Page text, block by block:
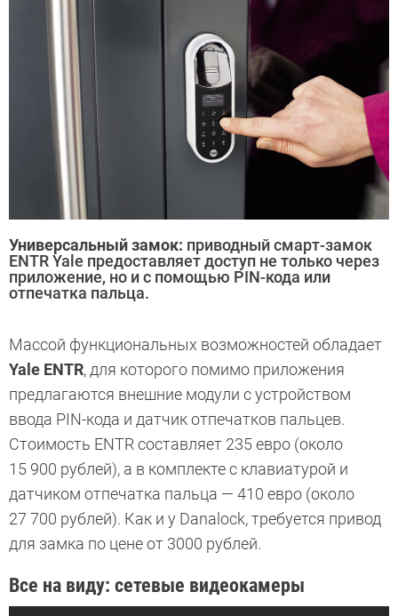
Универсальный замок: приводный смарт-замок
ENTR Yale предоставляет доступ не только через
приложение, но и с помощью PIN-кода или
отпечатка пальца.
Массой функциональных возможностей обладает
Yale ENTR, для которого помимо приложения
предлагаются внешние модули с устройством
ввода PIN-кода и датчик отпечатков пальцев.
Стоимость ENTR составляет 235 евро (около
15 900 рублей), а в комплекте с клавиатурой и
датчиком отпечатка пальца — 410 евро (около
27 700 рублей). Как и у Danalock, требуется привод
для замка по цене от 3000 рублей.
Все на виду: сетевые видеокамеры